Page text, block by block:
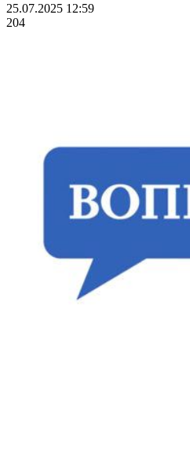
25.07.2025 12:59
204